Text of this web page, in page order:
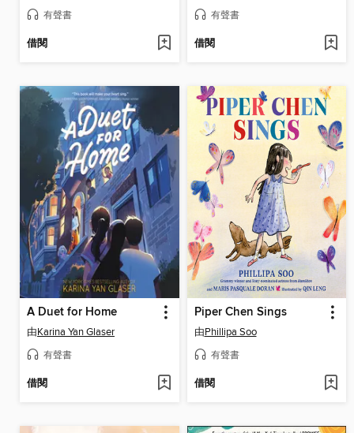
有聲書
借閱
有聲書
借閱
A Duet for Home
由Karina Yan Glaser
有聲書
借閱
Piper Chen Sings
由Phillipa Soo
有聲書
借閱